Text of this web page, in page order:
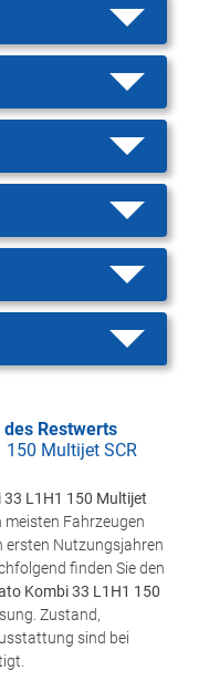
Restwerts
Multijet SCR
L1H1 150 Multijet
meisten Fahrzeugen
ersten Nutzungsjahren
finden Sie den
Kombi 33 L1H1 150
Zustand,
sind bei